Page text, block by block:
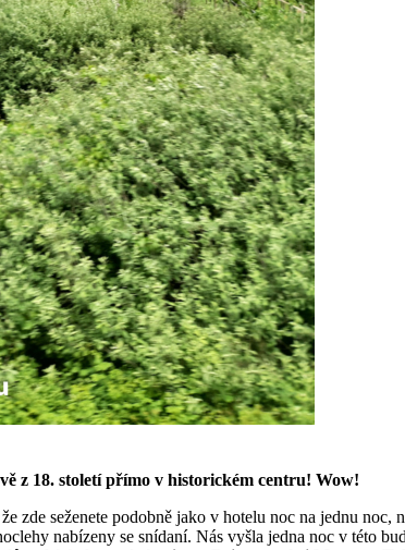
z 18. století přímo v historickém centru! Wow!
zde seženete podobně jako v hotelu noc na jednu
nabízeny se snídaní. Nás vyšla jedna noc v této